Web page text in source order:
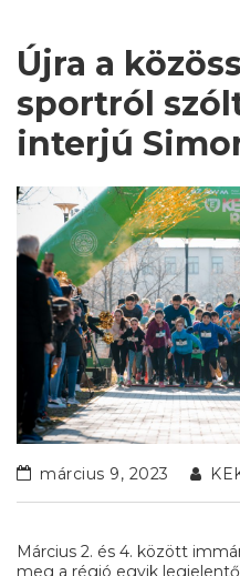
Újra a
sportról
interjú
március 9, 2023
Március 2. és 4. között
meg a régió egyik